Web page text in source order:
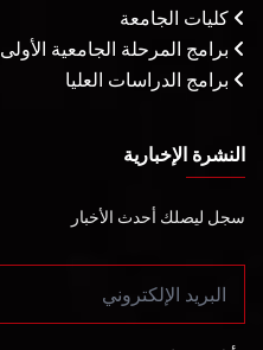
كليات الجامعة
برامج المرحلة الجامعية الأولى
برامج الدراسات العليا
النشرة الإخبارية
سجل ليصلك أحدث الأخبار